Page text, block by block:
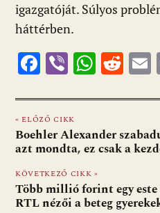
igazgatóját. Súlyos
háttérben.
F
e
b
o
o
k
Vi
er
W
at
s
A
p
p
R
d
di
t
l
« ELŐZŐ CIKK
Boehler Alexander
azt mondta, ez csak a
KÖVETKEZŐ CIKK »
Több millió forint egy
RTL nézői a beteg